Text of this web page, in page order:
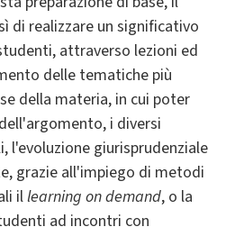
di realizzare un significativo
attraverso lezioni ed
delle tematiche più
della materia, in cui poter
i diversi
giurisprudenziale
grazie all'impiego di metodi
illearning on demand, o la
ad incontri con